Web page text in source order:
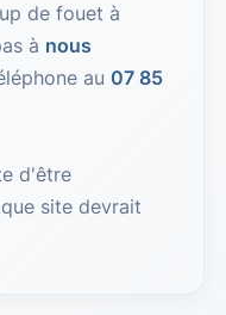
de fouet à
à nous
au 07 85
d'être
site devrait